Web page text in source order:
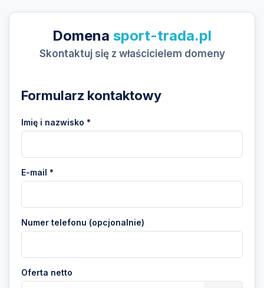
Domena sport-trada.pl
Skontaktuj się z właścicielem domeny
Formularz kontaktowy
Imię i nazwisko *
E-mail *
Numer telefonu (opcjonalnie)
Oferta netto